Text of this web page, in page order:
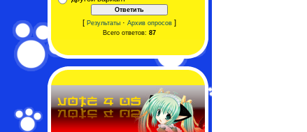
[ Результаты · Архив опросов ]
Всего ответов: 87